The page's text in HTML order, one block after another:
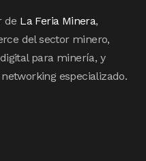
de La Feria Minera,
del sector minero,
para minería, y
especializado.